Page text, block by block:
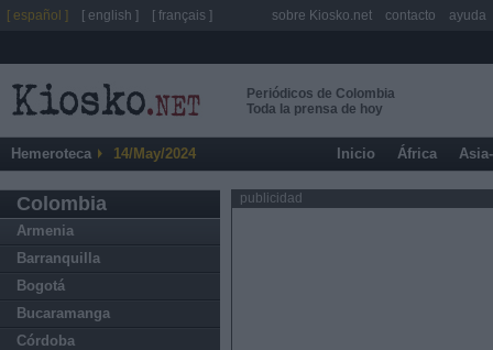
Periódicos de Colombia
Toda la prensa de hoy
Hemeroteca 14/May/2024 Inicio África
Colombia
Armenia
Barranquilla
Bogotá
Bucaramanga
Córdoba
publicidad
[ español ] [ english ] [ français ] sobre Kiosko.net contacto ayuda